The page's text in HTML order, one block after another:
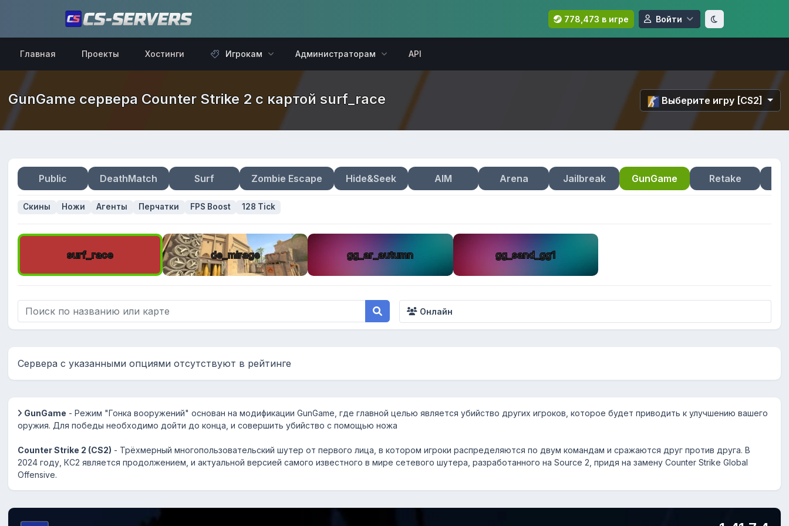
778,473 в игре Войти
Главная Проекты Хостинги Игрокам Администраторам API
GunGame сервера Counter Strike 2 с картой surf_race Выберите игру [CS2]
Public DeathMatch Surf Zombie Escape Hide&Seek AIM Arena Jailbreak GunGame Retake
Скины Ножи Агенты Перчатки FPS Boost 128 Tick
surf_race de_mirage gg_ar_autumn gg_sand_gg1
Онлайн
Сервера с указанными опциями отсутствуют в рейтинге
GunGame - Режим "Гонка вооружений" основан на модификации GunGame, где главной целью является убийство других игроков, которое будет приводить к улучшению вашего
оружия. Для победы необходимо дойти до конца, и совершить убийство с помощью ножа
Counter Strike 2 (CS2) - Трёхмерный многопользовательский шутер от первого лица, в котором игроки распределяются по двум командам и сражаются друг против друга. В
2024 году, КС2 является продолжением, и актуальной версией самого известного в мире сетевого шутера, разработанного на Source 2, придя на замену Counter Strike Global
Offensive.